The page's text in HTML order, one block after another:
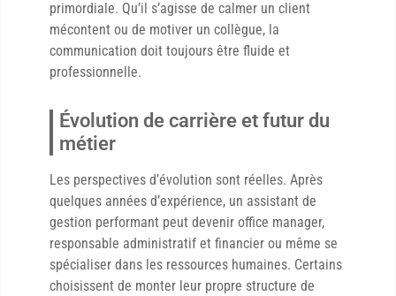
primordiale. Qu’il s’agisse de calmer un client
mécontent ou de motiver un collègue, la
communication doit toujours être fluide et
professionnelle.
Évolution de carrière et futur du
métier
Les perspectives d’évolution sont réelles. Après
quelques années d’expérience, un assistant de
gestion performant peut devenir office manager,
responsable administratif et financier ou même se
spécialiser dans les ressources humaines. Certains
choisissent de monter leur propre structure de